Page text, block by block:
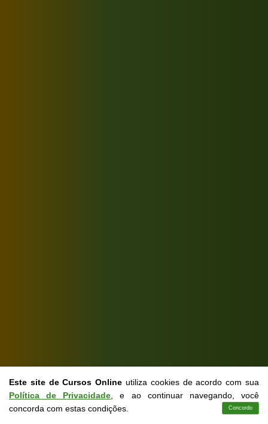
Este site de Cursos Online utiliza cookies de acordo com sua
Política de Privacidade , e ao continuar navegando, você
concorda com estas condições.
Concordo
Contato Cursos Login